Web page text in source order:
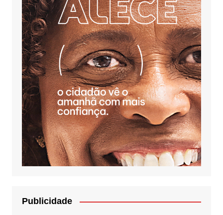
Publicidade